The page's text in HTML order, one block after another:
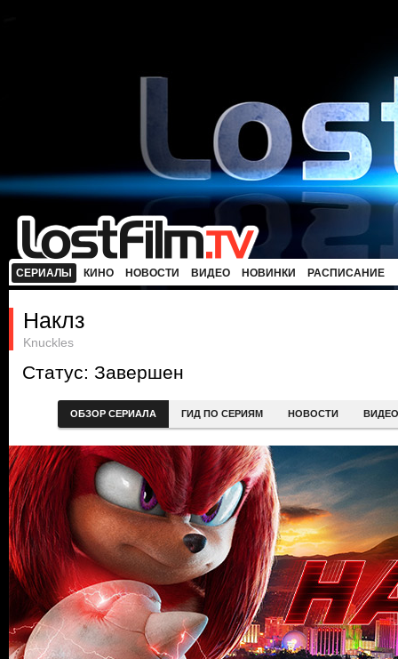
СЕРИАЛЫ КИНО НОВОСТИ ВИДЕО НОВИНКИ РАСПИСАНИЕ
Наклз
Knuckles
Статус: Завершен
ОБЗОР СЕРИАЛА ГИД ПО СЕРИЯМ НОВОСТИ ВИДЕО